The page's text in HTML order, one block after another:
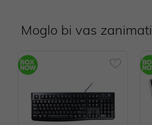
Moglo bi vas zanimati